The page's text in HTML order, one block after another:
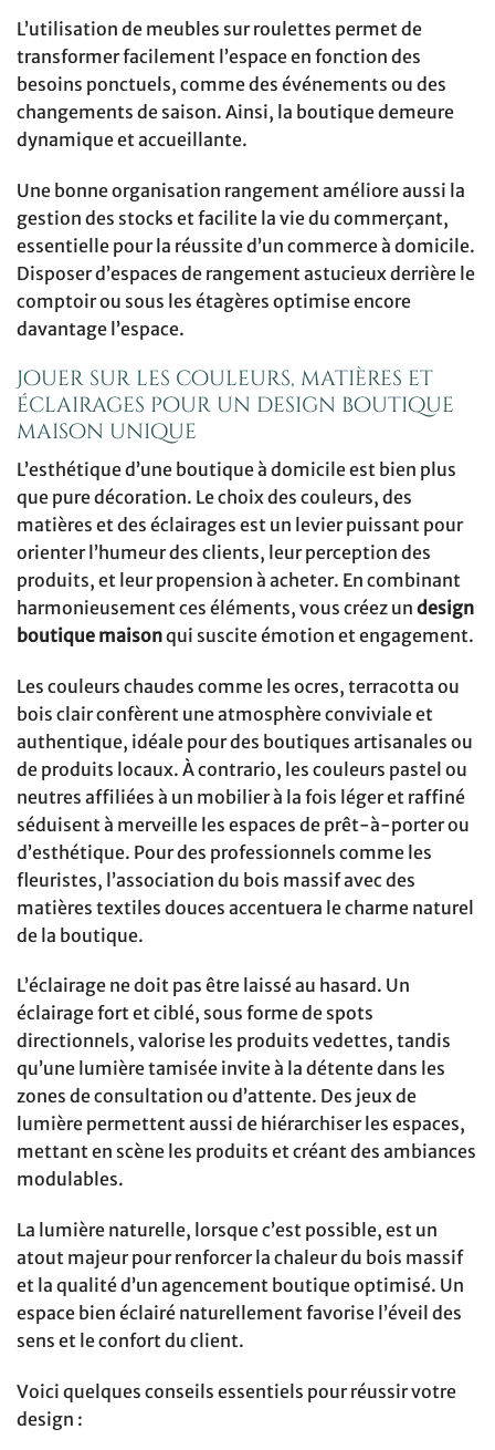
L’utilisation de meubles sur roulettes permet de
transformer facilement l’espace en fonction des
besoins ponctuels, comme des événements ou des
changements de saison. Ainsi, la boutique demeure
dynamique et accueillante.
Une bonne organisation rangement améliore aussi la
gestion des stocks et facilite la vie du commerçant,
essentielle pour la réussite d’un commerce à domicile.
Disposer d’espaces de rangement astucieux derrière le
comptoir ou sous les étagères optimise encore
davantage l’espace.
Jouer sur les couleurs, matières et
éclairages pour un design boutique
maison unique
L’esthétique d’une boutique à domicile est bien plus
que pure décoration. Le choix des couleurs, des
matières et des éclairages est un levier puissant pour
orienter l’humeur des clients, leur perception des
produits, et leur propension à acheter. En combinant
harmonieusement ces éléments, vous créez un design
boutique maisonqui suscite émotion et engagement.
Les couleurs chaudes comme les ocres, terracotta ou
bois clair confèrent une atmosphère conviviale et
authentique, idéale pour des boutiques artisanales ou
de produits locaux. À contrario, les couleurs pastel ou
neutres affiliées à un mobilier à la fois léger et raffiné
séduisent à merveille les espaces de prêt-à-porter ou
d’esthétique. Pour des professionnels comme les
fleuristes, l’association du bois massif avec des
matières textiles douces accentuera le charme naturel
de la boutique.
L’éclairage ne doit pas être laissé au hasard. Un
éclairage fort et ciblé, sous forme de spots
directionnels, valorise les produits vedettes, tandis
qu’une lumière tamisée invite à la détente dans les
zones de consultation ou d’attente. Des jeux de
lumière permettent aussi de hiérarchiser les espaces,
mettant en scène les produits et créant des ambiances
modulables.
La lumière naturelle, lorsque c’est possible, est un
atout majeur pour renforcer la chaleur du bois massif
et la qualité d’un agencement boutique optimisé. Un
espace bien éclairé naturellement favorise l’éveil des
sens et le confort du client.
Voici quelques conseils essentiels pour réussir votre
design :